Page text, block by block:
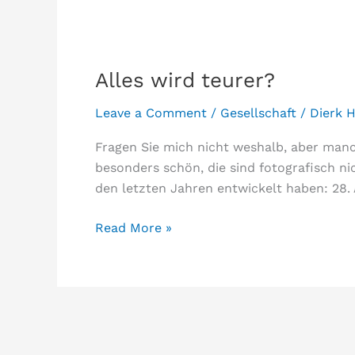
Alles wird teurer?
Leave a Comment / Gesellschaft / Dierk
Fragen Sie mich nicht weshalb, aber
besonders schön, die sind fotografisch
den letzten Jahren entwickelt haben:
Alles
Read More »